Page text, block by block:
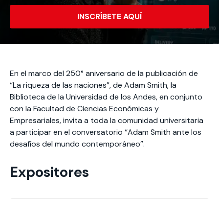
Especialidades y
interesar:
students
Facultades
interesar:
2025
vinculación con la
Extensión Cultural
Servicios y apoyos
interesar:
Uandes
estudiantiles
INSCRÍBETE AQUÍ
En el marco del 250° aniversario de la publicación de
“La riqueza de las naciones”, de Adam Smith, la
Biblioteca de la Universidad de los Andes, en conjunto
con la Facultad de Ciencias Económicas y
Empresariales, invita a toda la comunidad universitaria
a participar en el conversatorio “Adam Smith ante los
desafíos del mundo contemporáneo”.
Expositores